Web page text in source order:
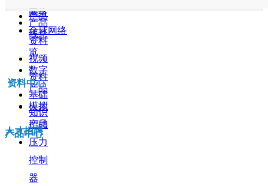
网络
全球网络
产品
线总
览
数字
产品
模拟
产品
压力
控制
器
产品中心
产品
资料
视频
资料
基础
知识
资料中心
人才
招聘
人才招聘